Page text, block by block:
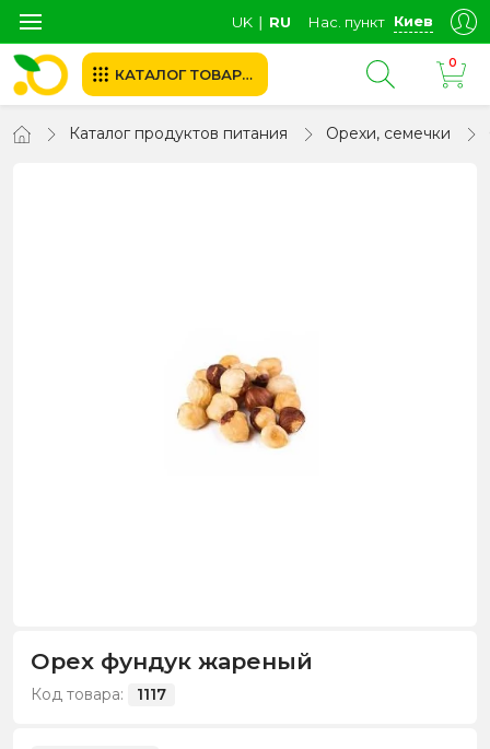
UK ∣ RU Нас. пункт Киев
КАТАЛОГ ТОВАРОВ
0
Каталог продуктов питания Орехи, семечки
Орех фундук жареный
Код товара: 1117